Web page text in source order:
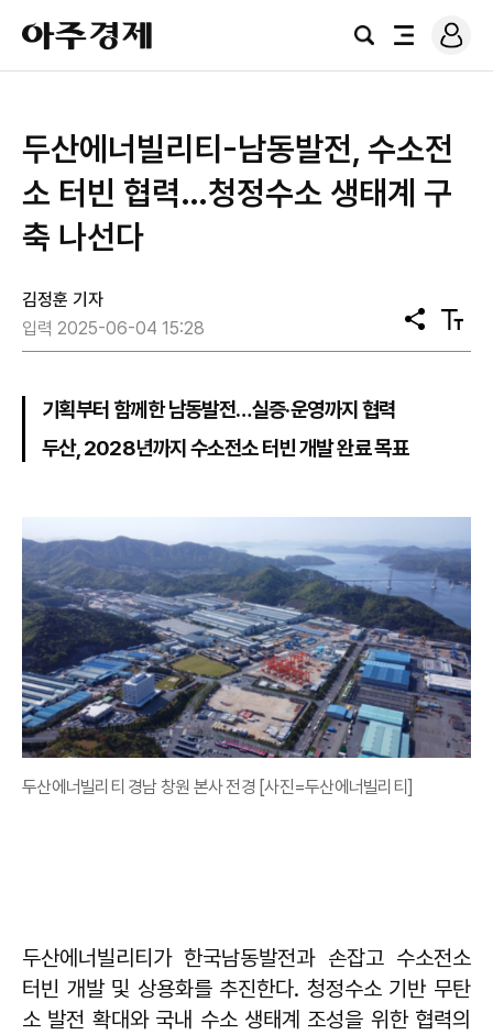
아
주
경
검
전
로
그
두산에너빌리티-남동발전, 수소전
소 터빈 협력…청정수소 생태계 구
축 나선다
김정훈 기자
입력 2025-06-04 15:28
공
유
텍
스
기획부터 함께한 남동발전…실증·운영까지 협력
두산, 2028년까지 수소전소 터빈 개발 완료 목표
두산에너빌리티 경남 창원 본사 전경 [사진=두산에너빌리티]
두산에너빌리티가 한국남동발전과 손잡고 수소전소
터빈 개발 및 상용화를 추진한다. 청정수소 기반 무탄
소 발전 확대와 국내 수소 생태계 조성을 위한 협력의